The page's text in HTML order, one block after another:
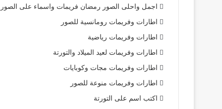
اجمل واحلى الصور رمضان فريمات واسماء على الصور
اطارات وفريمات رومانسية للصور
اطارات وفريمات رياضية
اطارات وفريمات لعيد الميلاد والتورتة
اطارات وفريمات مجات وكوبايات
اطارات وفريمات منوعة للصور
اكتب اسم على التورتة